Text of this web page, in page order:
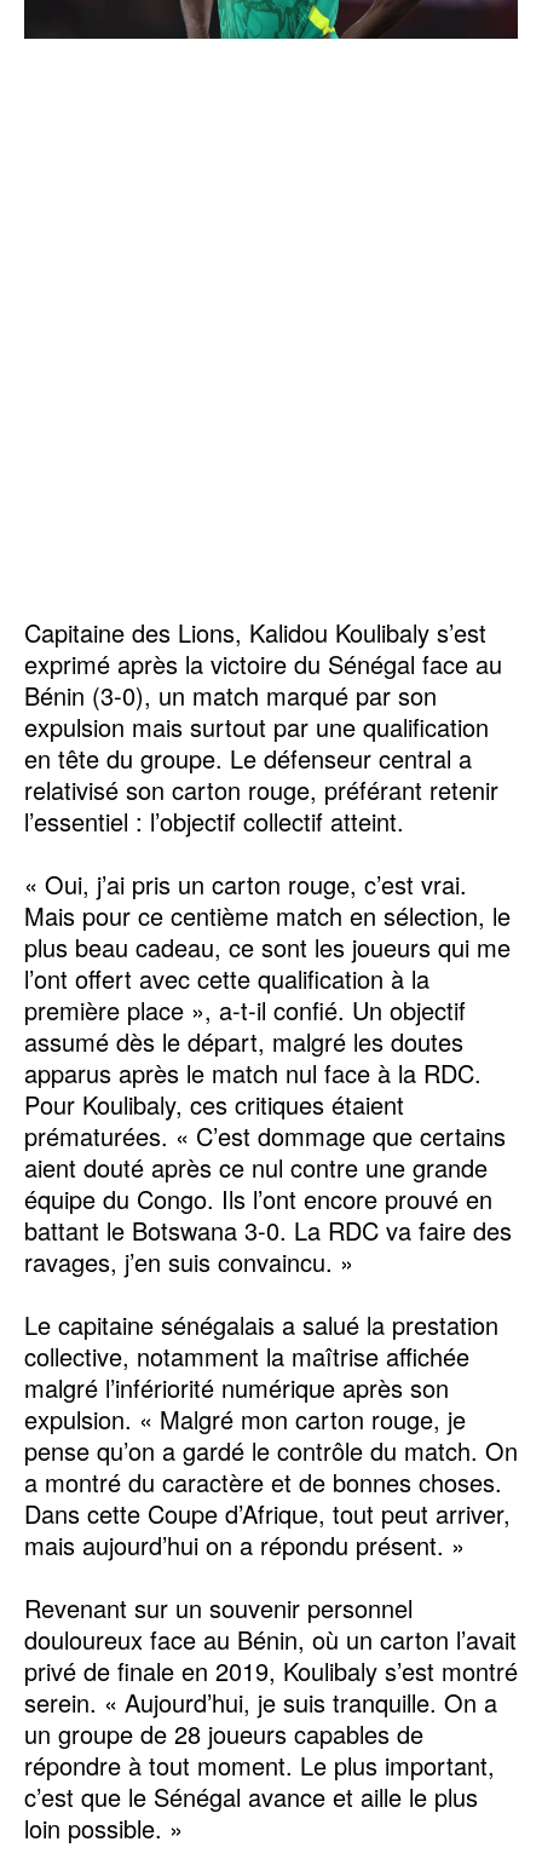
Capitaine des Lions, Kalidou Koulibaly s’est
exprimé après la victoire du Sénégal face au
Bénin (3-0), un match marqué par son
expulsion mais surtout par une qualification
en tête du groupe. Le défenseur central a
relativisé son carton rouge, préférant retenir
l’essentiel : l’objectif collectif atteint.
« Oui, j’ai pris un carton rouge, c’est vrai.
Mais pour ce centième match en sélection, le
plus beau cadeau, ce sont les joueurs qui me
l’ont offert avec cette qualification à la
première place », a-t-il confié. Un objectif
assumé dès le départ, malgré les doutes
apparus après le match nul face à la RDC.
Pour Koulibaly, ces critiques étaient
prématurées. « C’est dommage que certains
aient douté après ce nul contre une grande
équipe du Congo. Ils l’ont encore prouvé en
battant le Botswana 3-0. La RDC va faire des
ravages, j’en suis convaincu. »
Le capitaine sénégalais a salué la prestation
collective, notamment la maîtrise affichée
malgré l’infériorité numérique après son
expulsion. « Malgré mon carton rouge, je
pense qu’on a gardé le contrôle du match. On
a montré du caractère et de bonnes choses.
Dans cette Coupe d’Afrique, tout peut arriver,
mais aujourd’hui on a répondu présent. »
Revenant sur un souvenir personnel
douloureux face au Bénin, où un carton l’avait
privé de finale en 2019, Koulibaly s’est montré
serein. « Aujourd’hui, je suis tranquille. On a
un groupe de 28 joueurs capables de
répondre à tout moment. Le plus important,
c’est que le Sénégal avance et aille le plus
loin possible. »